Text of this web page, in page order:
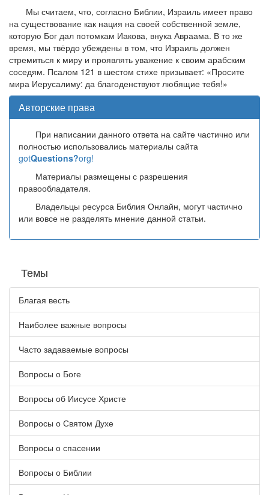
Мы считаем, что, согласно Библии, Израиль имеет право
на существование как нация на своей собственной земле,
которую Бог дал потомкам Иакова, внука Авраама. В то же
время, мы твёрдо убеждены в том, что Израиль должен
стремиться к миру и проявлять уважение к своим арабским
соседям. Псалом 121 в шестом стихе призывает: «Просите
мира Иерусалиму: да благоденствуют любящие тебя!»
Авторские права
При написании данного ответа на сайте частично или
полностью использовались материалы сайта
gotQuestions?org!
Материалы размещены с разрешения
правообладателя.
Владельцы ресурса Библия Онлайн, могут частично
или вовсе не разделять мнение данной статьи.
Темы
Благая весть
Наиболее важные вопросы
Часто задаваемые вопросы
Вопросы о Боге
Вопросы об Иисусе Христе
Вопросы о Святом Духе
Вопросы о спасении
Вопросы о Библии